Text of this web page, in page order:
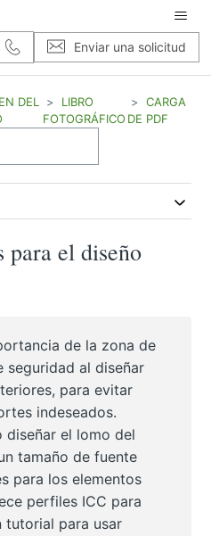
Enviar una solicitud
DEL
LIBRO
FOTOGRÁFICO
CARGA
DE PDF
para el diseño
de la zona de
seguridad al diseñar
para evitar
indeseados.
diseñar el lomo del
tamaño de fuente
para los elementos
perfiles ICC para
tutorial para usar